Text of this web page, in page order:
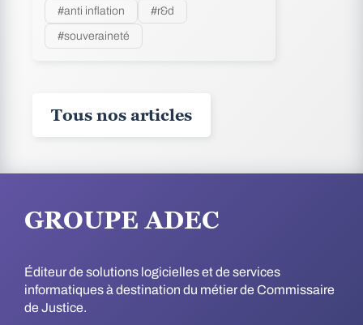
#anti inflation #r&d
#souveraineté
Tous nos articles
GROUPE ADEC
Éditeur de solutions logicielles et de services
informatiques à destination du métier de Commissaire
de Justice.